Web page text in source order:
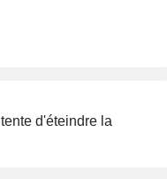
d'éteindre la